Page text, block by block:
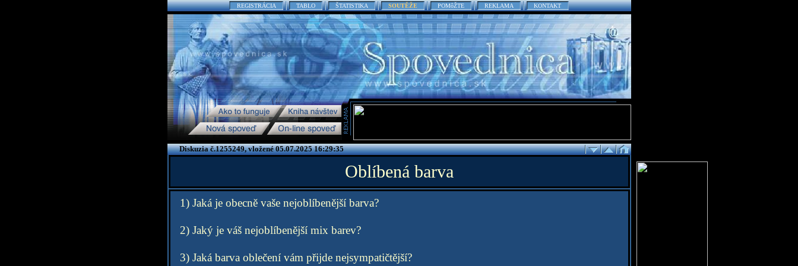
REGISTRÁCIA TABLO ŠTATISTIKA SOUTĚŽE POMôŽTE REKLAMA KONTAKT
Diskuzia č.1255249, vložené 05.07.2025 16:29:35
Oblíbená barva
1) Jaká je obecně vaše nejoblíbenější barva?
2) Jaký je váš nejoblíbenější mix barev?
3) Jaká barva oblečení vám přijde nejsympatičtější?